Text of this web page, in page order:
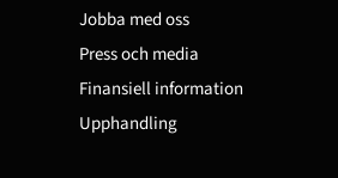
Jobba med oss
Press och media
Finansiell information
Upphandling